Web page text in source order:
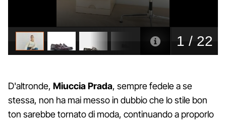
D'altronde, MiucciaPrada, sempre fedele a se
stessa, non ha mai messo in dubbio che lo stile bon
ton sarebbe tornato di moda, continuando a proporlo